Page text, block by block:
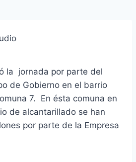
la jornada por parte del
de Gobierno en el barrio
7. En ésta comuna en
de alcantarillado se han
por parte de la Empresa